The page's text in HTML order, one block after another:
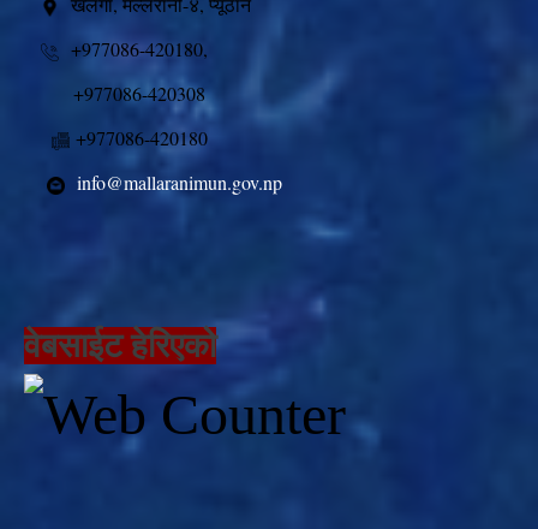
+977086-420180,
+977086-420308
+977086-420180
info@mallaranimun.gov.np
वेबसाईट हेरिएको